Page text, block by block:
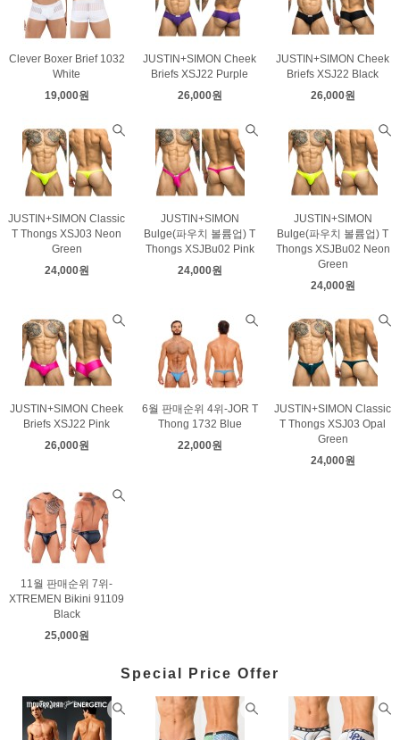
Clever Boxer Brief 1032
White
19,000원
JUSTIN+SIMON Cheek
Briefs XSJ22 Purple
26,000원
JUSTIN+SIMON Cheek
Briefs XSJ22 Black
26,000원
JUSTIN+SIMON Classic
T Thongs XSJ03 Neon
Green
24,000원
JUSTIN+SIMON
Bulge(파우치 볼륨업) T
Thongs XSJBu02 Pink
24,000원
JUSTIN+SIMON
Bulge(파우치 볼륨업) T
Thongs XSJBu02 Neon
Green
24,000원
JUSTIN+SIMON Cheek
Briefs XSJ22 Pink
26,000원
6월 판매순위 4위-JOR T
Thong 1732 Blue
22,000원
JUSTIN+SIMON Classic
T Thongs XSJ03 Opal
Green
24,000원
11월 판매순위 7위-
XTREMEN Bikini 91109
Black
25,000원
Special Price Offer